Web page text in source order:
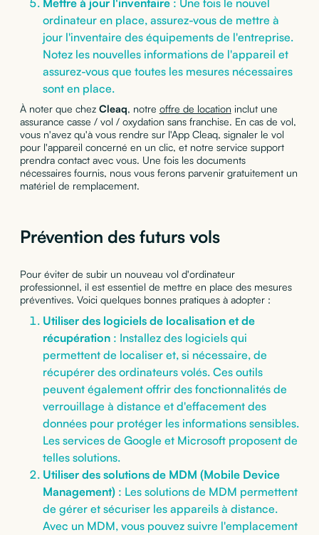
Mettre à jour l'inventaire: Une fois le nouvel
ordinateur en place, assurez-vous de mettre à
jour l'inventaire des équipements de l'entreprise.
Notez les nouvelles informations de l'appareil et
assurez-vous que toutes les mesures nécessaires
sont en place.
À noter que chez Cleaq, notre offre de location inclut une
assurance casse / vol / oxydation sans franchise. En cas de vol,
vous n'avez qu'à vous rendre sur l'App Cleaq, signaler le vol
pour l'appareil concerné en un clic, et notre service support
prendra contact avec vous. Une fois les documents
nécessaires fournis, nous vous ferons parvenir gratuitement un
matériel de remplacement.
Prévention des futurs vols
Pour éviter de subir un nouveau vol d'ordinateur
professionnel, il est essentiel de mettre en place des mesures
préventives. Voici quelques bonnes pratiques à adopter :
Utiliser des logiciels de localisation et de
récupération: Installez des logiciels qui
permettent de localiser et, si nécessaire, de
récupérer des ordinateurs volés. Ces outils
peuvent également offrir des fonctionnalités de
verrouillage à distance et d'effacement des
données pour protéger les informations sensibles.
Les services de Google et Microsoft proposent de
telles solutions.
Utiliser des solutions de MDM (Mobile Device
Management): Les solutions de MDM permettent
de gérer et sécuriser les appareils à distance.
Avec un MDM, vous pouvez suivre l'emplacement